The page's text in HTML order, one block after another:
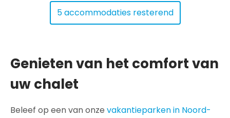
5 accommodaties resterend
Genieten van het comfort van
uw chalet
Beleef op een van onze vakantieparken in Noord-